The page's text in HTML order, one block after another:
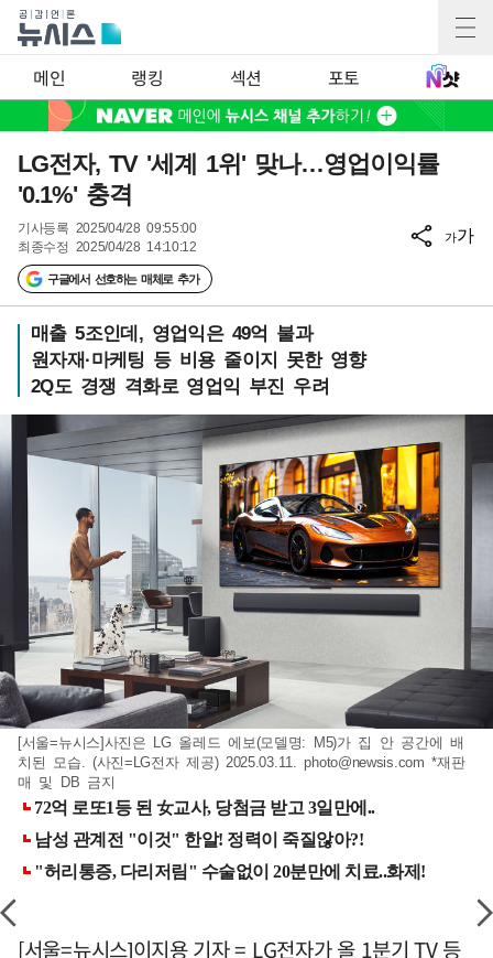
메인 랭킹 섹션 포토
LG전자, TV '세계 1위' 맞나…영업이익률
'0.1%' 충격
기사등록 2025/04/28 09:55:00
최종수정 2025/04/28 14:10:12
구글에서 선호하는 매체로 추가
가가
매출 5조인데, 영업익은 49억 불과
원자재·마케팅 등 비용 줄이지 못한 영향
2Q도 경쟁 격화로 영업익 부진 우려
[서울=뉴시스]사진은 LG 올레드 에보(모델명: M5)가 집 안 공간에 배
치된 모습. (사진=LG전자 제공) 2025.03.11.photo@newsis.com *재판
매 및 DB 금지
[서울=뉴시스]이지용 기자 = LG전자가 올 1분기 TV 등